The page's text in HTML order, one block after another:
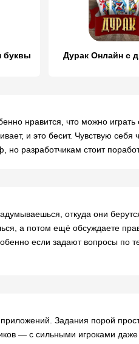
буквы Дурак Онлайн с
нравится, что можно
и это бесит. Чувствую
разработчикам стоит
откуда они
а потом ещё обсуждаете
если задают вопросы
Задания порой
— с сильными игроками